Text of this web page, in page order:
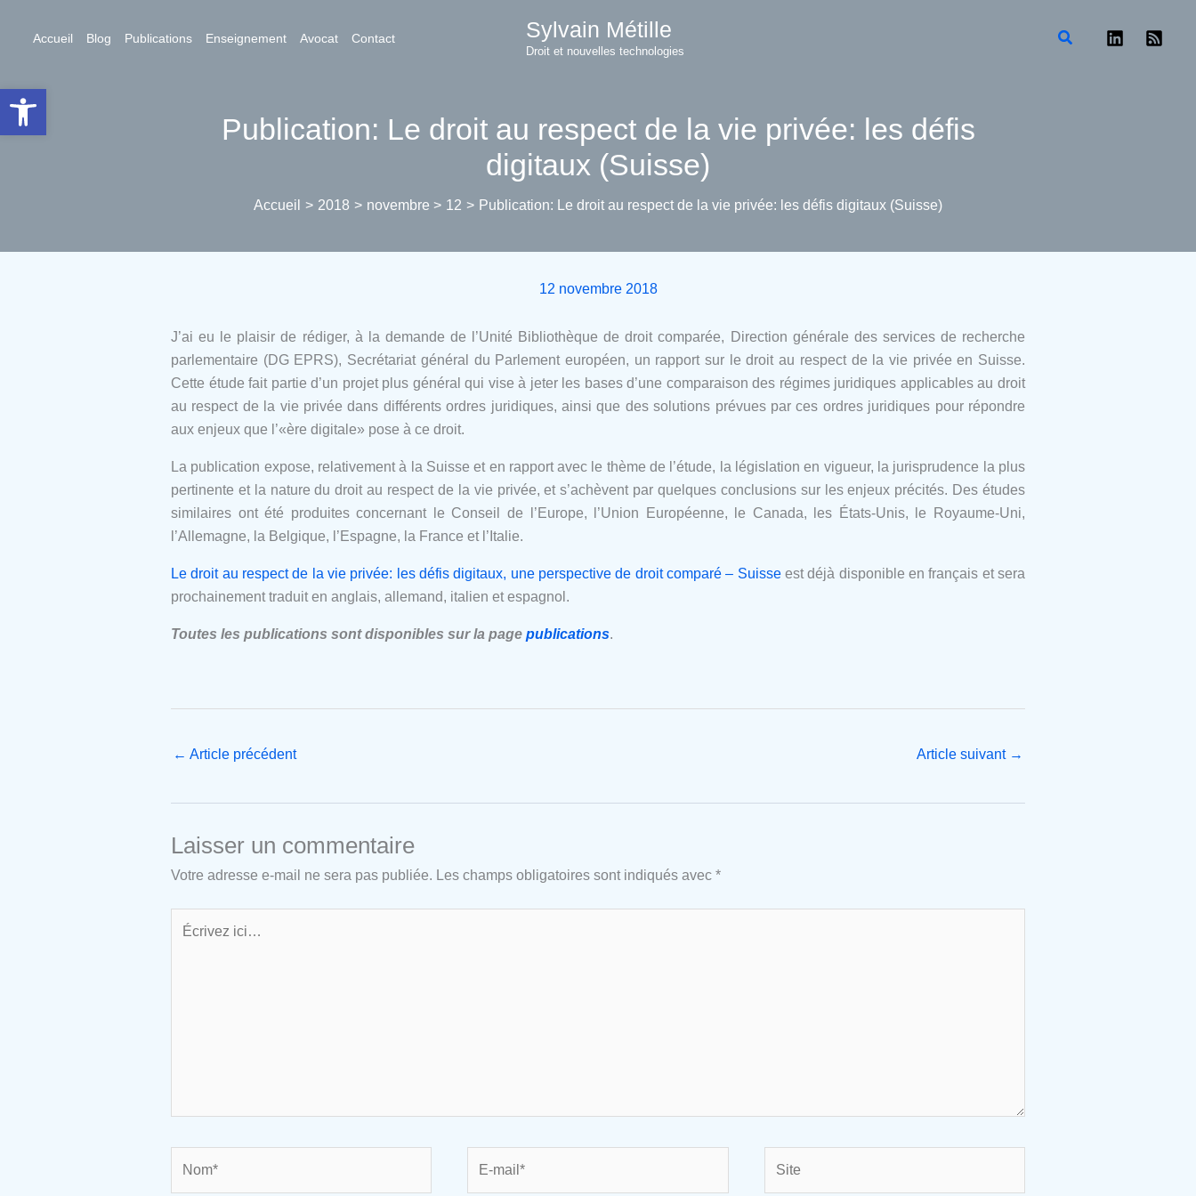
Ouvrir la barre d’outils
Accueil Blog Publications Enseignement Avocat Contact Sylvain Métille
Droit et nouvelles technologies
Rechercher
Publication: Le droit au respect de la vie privée: les défis
digitaux (Suisse)
Accueil 2018 novembre 12 Publication: Le droit au respect de la vie privée: les défis digitaux (Suisse)
12 novembre 2018
J’ai eu le plaisir de rédiger, à la demande de l’Unité Bibliothèque de droit comparée, Direction générale des services de recherche
parlementaire (DG EPRS), Secrétariat général du Parlement européen, un rapport sur le droit au respect de la vie privée en Suisse.
Cette étude fait partie d’un projet plus général qui vise à jeter les bases d’une comparaison des régimes juridiques applicables au droit
au respect de la vie privée dans différents ordres juridiques, ainsi que des solutions prévues par ces ordres juridiques pour répondre
aux enjeux que l’«ère digitale» pose à ce droit.
La publication expose, relativement à la Suisse et en rapport avec le thème de l’étude, la législation en vigueur, la jurisprudence la plus
pertinente et la nature du droit au respect de la vie privée, et s’achèvent par quelques conclusions sur les enjeux précités. Des études
similaires ont été produites concernant le Conseil de l’Europe, l’Union Européenne, le Canada, les États-Unis, le Royaume-Uni,
l’Allemagne, la Belgique, l’Espagne, la France et l’Italie.
Le droit au respect de la vie privée: les défis digitaux, une perspective de droit comparé – Suisseest déjà disponible en français et sera
prochainement traduit en anglais, allemand, italien et espagnol.
Toutes les publications sont disponibles sur la page publications.
← Article précédent Article suivant →
Laisser un commentaire
Votre adresse e-mail ne sera pas publiée. Les champs obligatoires sont indiqués avec *